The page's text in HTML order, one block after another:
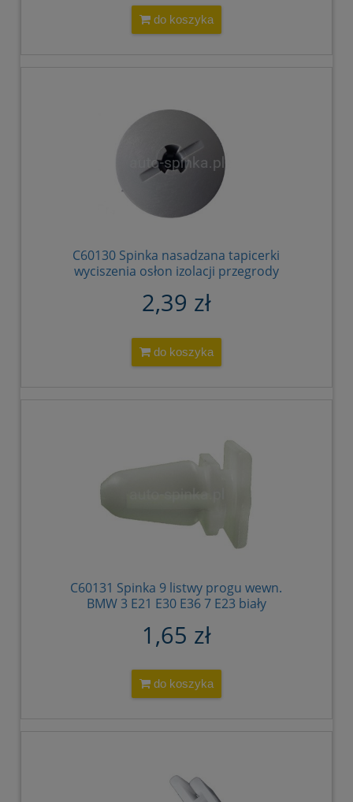
do koszyka
C60130 Spinka nasadzana tapicerki
wyciszenia osłon izolacji przegrody
51488126849 60524790 107840 1 07 840
90214832
2,39 zł
do koszyka
C60131 Spinka 9 listwy progu wewn.
BMW 3 E21 E30 E36 7 E23 biały
1,65 zł
do koszyka